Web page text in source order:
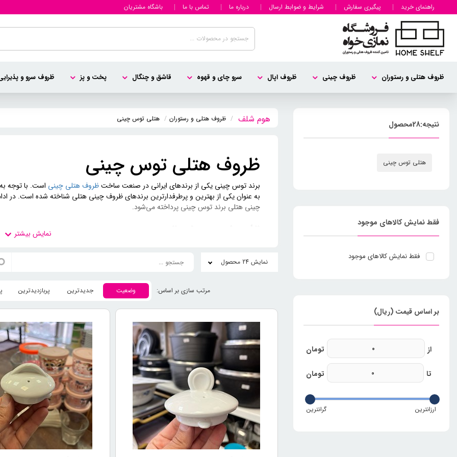
راهنمای خرید پیگیری سفارش شرایط و ضوابط ارسال درباره ما تماس با ما باشگاه مشتریان
ظروف هتلی و رستوران ظروف چینی ظروف اپال سرو چای و قهوه قاشق و چنگال پخت و پز ظروف سرو و
ظروف هتلی و رستوران هتلی توس چینی
ظروف هتلی توس چینی
برند توس چینی یکی از برندهای ایرانی در صنعت ساختظروف هتلی چینی است. با توجه
به عنوان یکی از بهترین و پرطرفدارترین برندهای ظروف چینی هتلی شناخته شده است. در
چینی هتلی برند توس چینی پرداخته می‌شود.
به بهره برداري رسيد. اين مجتمع در همان سالهاي اوليه فعاليت خود با تكيه بر
بازارهاي جهاني نهاد و در طي چند سال، موفق به كسب سهم عمده اي از بازارهاي داخلي و
طراحی و کیفیت محصولات هتلی توس
ظروف چینی هتلی برند توس چینیبا توجه به استفاده از مواد با کیفیت و طراحی زیبا و
شده است. این ظروف با کیفیت بالا، در رنگ های مختلف و با طرح های متنوع عرضه می شوند
باشند.
استفاده از ظروف چینی هتلی برند توس
استفاده از ظروف چینی هتلی برندتوس چینیدر صنعت هتلداری، به عنوان یکی از
کیفیت و شیک برند توس چینی، می توانند به عنوان یکی از جزئیاتی که در تجربه مشتری
استفاده از ظروف چینی هتلی برند توس چینی در هتل ها و رستوران‌های معتبر، نشان از
بهتری از خدمات رستوران و هتل دریافت می‌کنند. علاوه بر این، استفاده از ظروف چینی
هستند، می‌تواند به تفاوت قابل توجهی در سطح رضایت مشتری و همچنین تأثیر مثبت در
نمایش 24 محصول
وضعیت جدیدترین پربازدیدترین
نتیجه:28محصول
هتلی توس چینی
فقط نمایش کالاهای موجود
فقط نمایش کالاهای موجود
بر اساس قیمت (ریال)